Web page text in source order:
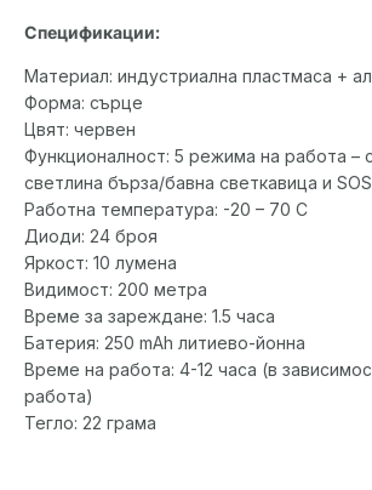
Спецификации:
Материал: индустриална пластмаса +
Форма: сърце
Цвят: червен
Функционалност: 5 режима на работа –
светлина бърза/бавна светкавица и SOS
Работна температура: -20 – 70 C
Диоди: 24 броя
Яркост: 10 лумена
Видимост: 200 метра
Време за зареждане: 1.5 часа
Батерия: 250 mAh литиево-йонна
Време на работа: 4-12 часа (в
работа)
Тегло: 22 грама